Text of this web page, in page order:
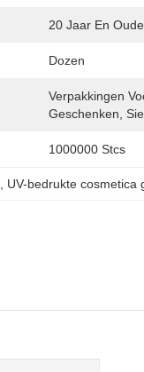
20 Jaar En
Dozen
Verpakkingen
Geschenken,
1000000 Stcs
UV-bedrukte cosmetica